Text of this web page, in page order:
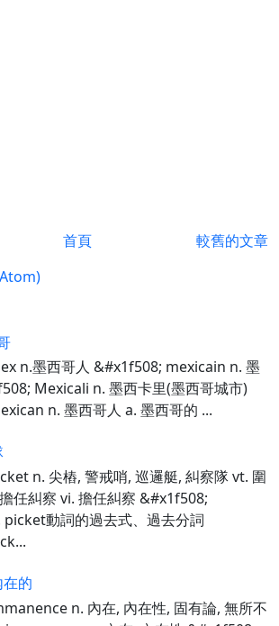
較舊的文章
首頁
n.墨西哥人 &#x1f508; mexicain n. 墨
Mexicali n. 墨西卡里(墨西哥城市)
n. 墨西哥人 a. 墨西哥的 ...
n. 尖樁, 警戒哨, 巡邏艇, 糾察隊 vt. 圍
任糾察 vi. 擔任糾察 &#x1f508;
動詞的過去式、過去分詞
的
n. 內在, 內在性, 固有論, 無所不